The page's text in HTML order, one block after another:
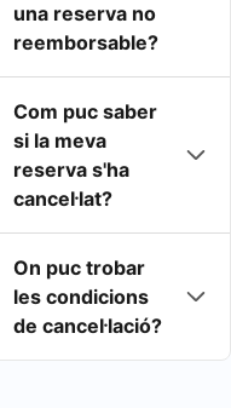
una reserva no
reemborsable?
Com puc saber
si la meva
reserva s'ha
cancel·lat?
On puc trobar
les condicions
de cancel·lació?